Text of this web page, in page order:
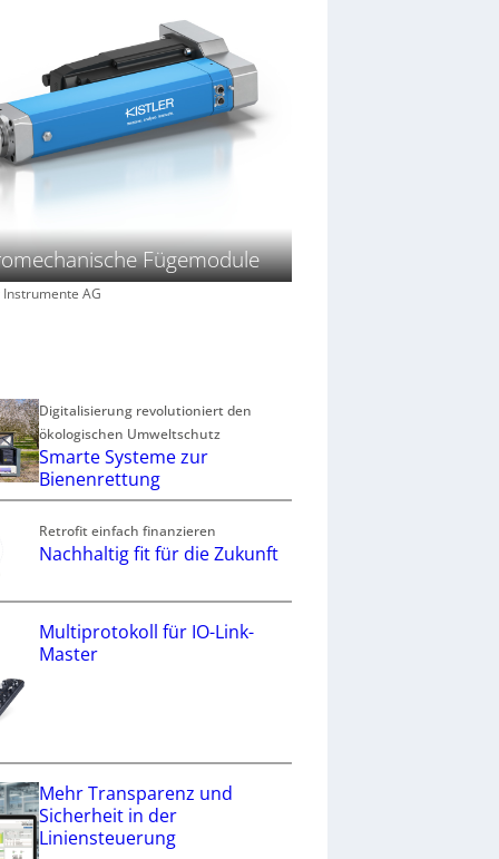
Fügemodule
AG
Digitalisierung revolutioniert den
ökologischen Umweltschutz
Smarte Systeme zur
Bienenrettung
Retrofit einfach finanzieren
Nachhaltig fit für die Zukunft
Multiprotokoll für IO-Link-
Master
Mehr Transparenz und
Sicherheit in der
Liniensteuerung